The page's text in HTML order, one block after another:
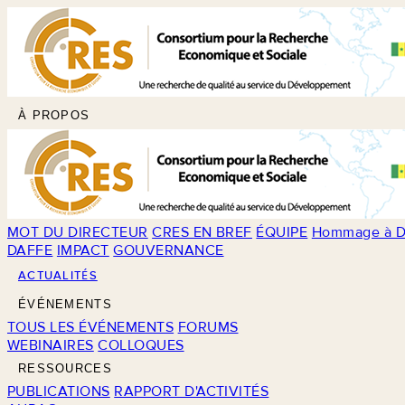
À PROPOS
MOT DU DIRECTEUR CRES EN BREF ÉQUIPE Hommage à
DAFFE IMPACT GOUVERNANCE
ACTUALITÉS
ÉVÉNEMENTS
TOUS LES ÉVÉNEMENTS FORUMS
WEBINAIRES COLLOQUES
RESSOURCES
PUBLICATIONS RAPPORT D'ACTIVITÉS